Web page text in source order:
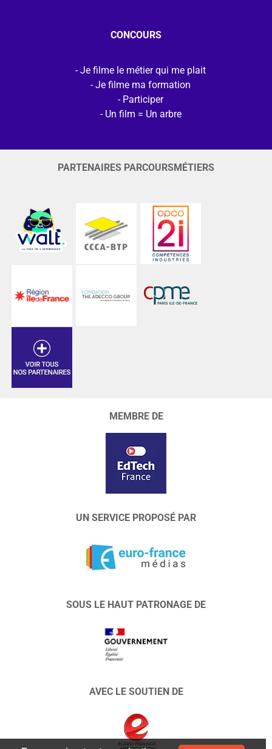
CONCOURS
Je filme le métier qui me plait
Je filme ma formation
Participer
Un film = Un arbre
PARTENAIRES PARCOURSMÉTIERS
MEMBRE DE
UN SERVICE PROPOSÉ PAR
SOUS LE HAUT PATRONAGE DE
AVEC LE SOUTIEN DE